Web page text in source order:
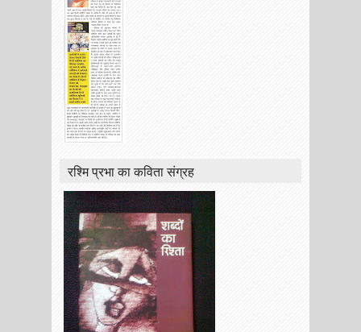
रश्मि प्रभा का कविता संग्रह